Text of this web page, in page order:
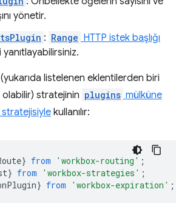
yönetir.
: Range HTTP istek başlığı
listelenen eklentilerden biri
stratejinin plugins mülküne
kullanılır:
} from 'workbox-routing' ;
} from 'workbox-strategies' ;
} from 'workbox-expiration' ;